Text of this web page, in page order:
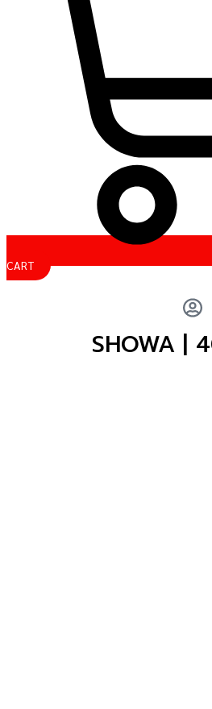
CART
SHOWA |